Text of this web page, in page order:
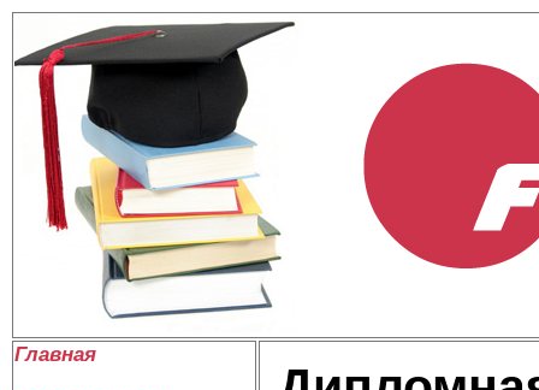
Главная